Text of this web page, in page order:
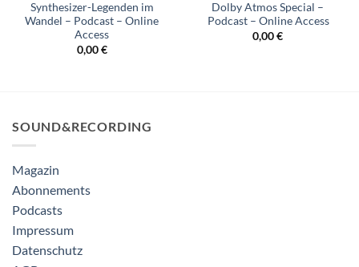
Synthesizer-Legenden im
Wandel – Podcast – Online
Access
0,00€
Dolby Atmos Special –
Podcast – Online Access
0,00€
SOUND&RECORDING
Magazin
Abonnements
Podcasts
Impressum
Datenschutz